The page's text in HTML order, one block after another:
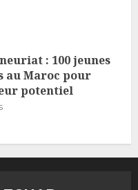
: 100 jeunes
au Maroc pour
potentiel